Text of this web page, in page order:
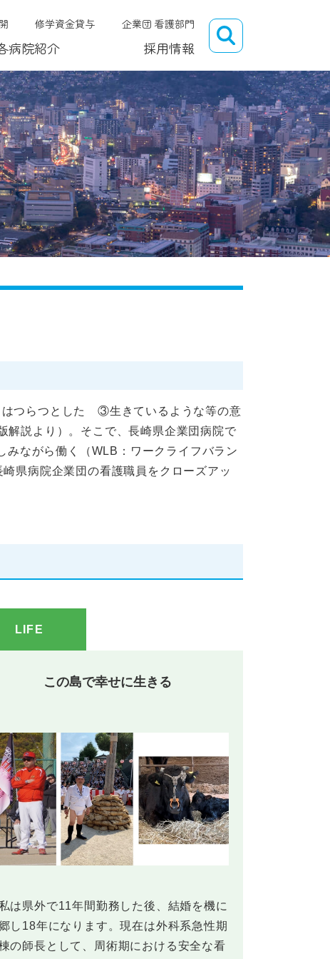
病院紹介 採用情報
修学資金貸与 企業団 看護部門
つらつとした ③生きているような等の意
説より）。そこで、長崎県企業団病院で
みながら働く（WLB：ワークライフバラン
県病院企業団の看護職員をクローズアッ
LIFE
この島で幸せに生きる
は県外で11年間勤務した後、結婚を機に
し18年になります。現在は外科系急性期
の師長として、周術期における安全な看